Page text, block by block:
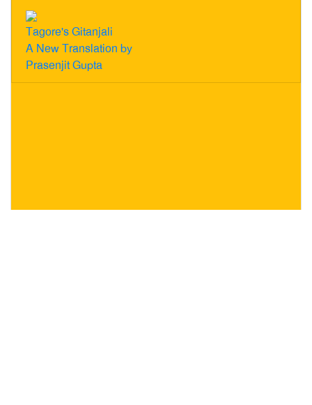
Tagore's Gitanjali
A New Translation by
Prasenjit Gupta